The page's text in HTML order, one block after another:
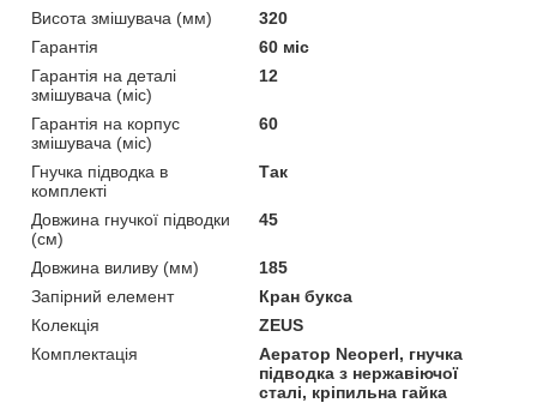
Висота змішувача (мм)
320
Гарантія
60 міс
Гарантія на деталі
змішувача (міс)
12
Гарантія на корпус
змішувача (міс)
60
Гнучка підводка в
комплекті
Так
Довжина гнучкої підводки
(см)
45
Довжина виливу (мм)
185
Запірний елемент
Кран букса
Колекція
ZEUS
Комплектація
Аератор Neoperl, гнучка
підводка з нержавіючої
сталі, кріпильна гайка